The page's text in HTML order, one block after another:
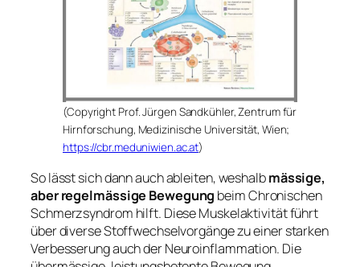
(Copyright Prof. Jürgen Sandkühler, Zentrum für
Hirnforschung, Medizinische Universität, Wien;
https://cbr.meduniwien.ac.at)
So lässt sich dann auch ableiten, weshalbmässige,
aber regelmässige Bewegung beim Chronischen
Schmerzsyndrom hilft. Diese Muskelaktivität führt
über diverse Stoffwechselvorgänge zu einer starken
Verbesserung auch der Neuroinflammation. Die